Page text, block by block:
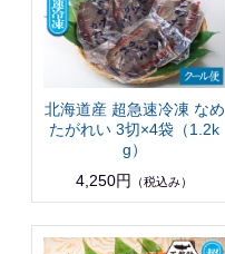
北海道産 超急速冷凍 なめ
たがれい 3切×4袋（1.2k
g）
4,250円
（税込み）